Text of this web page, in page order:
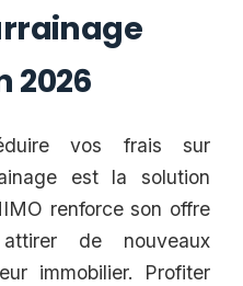
2026
vos frais sur
est la solution
renforce son offre
de nouveaux
immobilier. Profiter